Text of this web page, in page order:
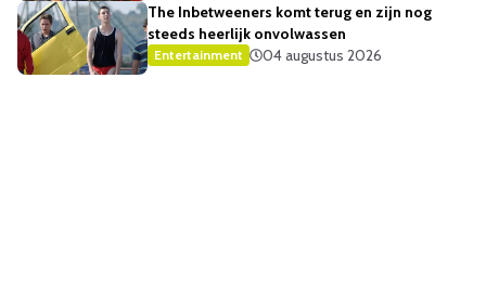
The Inbetweeners komt terug en zijn nog
steeds heerlijk onvolwassen
Entertainment 04 augustus 2026